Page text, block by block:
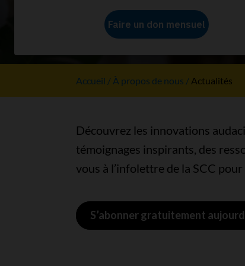
Découvrez comment
Accueil À propos de nous Actualités
Découvrez les innovations
témoignages inspirants, des
vous à l’infolettre de la SCC
S’abonner gratuitement